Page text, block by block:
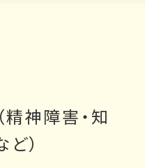
神障害・知
）